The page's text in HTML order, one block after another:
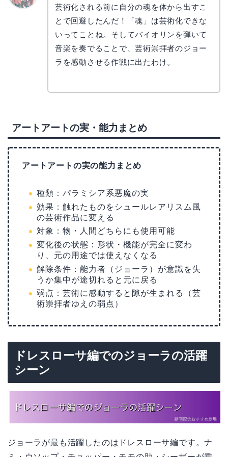
芸術化される前に自分の魂を体から出すこ
とで回避したんだ！「魂」は芸術化できな
いってことね。そしてバイオリンを弾いて
音楽を奏でることで、芸術崇拝者のジョー
ラを感動させる作戦に出たわけ。
アートアートの実・能力まとめ
アートアートの実の能力まとめ
種類：パラミシア系悪魔の実
効果：触れたものをシュールレアリスム風
の芸術作品に変える
対象：物・人間どちらにも使用可能
変化後の状態：形状・機能が完全に変わ
り、元の用途では使えなくなる
解除条件：能力者（ジョーラ）が意識を失
うか集中が途切れると元に戻る
弱点：芸術に感動すると隙が生まれる（芸
術崇拝者ゆえの弱点）
ドレスローサ編でのジョーラの活躍
シーン
ジョーラが最も活躍したのはドレスローサ編です。ナ